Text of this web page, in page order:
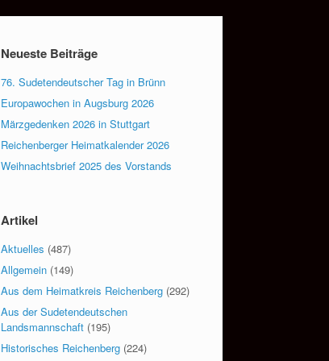
Neueste Beiträge
76. Sudetendeutscher Tag in Brünn
Europawochen in Augsburg 2026
Märzgedenken 2026 in Stuttgart
Reichenberger Heimatkalender 2026
Weihnachtsbrief 2025 des Vorstands
Artikel
Aktuelles (487)
Allgemein (149)
Aus dem Heimatkreis Reichenberg (292)
Aus der Sudetendeutschen
Landsmannschaft (195)
Historisches Reichenberg (224)